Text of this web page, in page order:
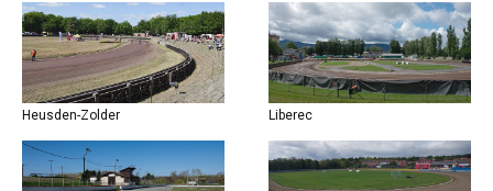
Heusden-Zolder Liberec